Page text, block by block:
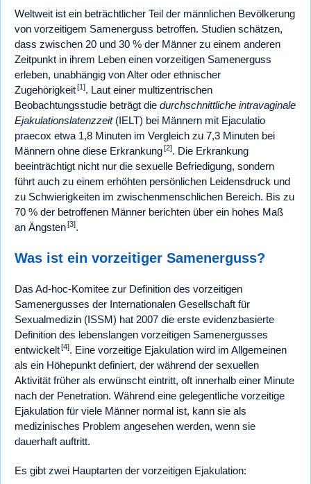
Weltweit ist ein beträchtlicher Teil der männlichen Bevölkerung
von vorzeitigem Samenerguss betroffen. Studien schätzen,
dass zwischen 20 und 30 % der Männer zu einem anderen
Zeitpunkt in ihrem Leben einen vorzeitigen Samenerguss
erleben, unabhängig von Alter oder ethnischer
Zugehörigkeit [1]. Laut einer multizentrischen
Beobachtungsstudie beträgt die durchschnittliche intravaginale
Ejakulationslatenzzeit(IELT) bei Männern mit Ejaculatio
praecox etwa 1,8 Minuten im Vergleich zu 7,3 Minuten bei
Männern ohne diese Erkrankung [2]. Die Erkrankung
beeinträchtigt nicht nur die sexuelle Befriedigung, sondern
führt auch zu einem erhöhten persönlichen Leidensdruck und
zu Schwierigkeiten im zwischenmenschlichen Bereich. Bis zu
70 % der betroffenen Männer berichten über ein hohes Maß
an Ängsten [3].
Was ist ein vorzeitiger Samenerguss?
Das Ad-hoc-Komitee zur Definition des vorzeitigen
Samenergusses der Internationalen Gesellschaft für
Sexualmedizin (ISSM) hat 2007 die erste evidenzbasierte
Definition des lebenslangen vorzeitigen Samenergusses
entwickelt[4]. Eine vorzeitige Ejakulation wird im Allgemeinen
als ein Höhepunkt definiert, der während der sexuellen
Aktivität früher als erwünscht eintritt, oft innerhalb einer Minute
nach der Penetration. Während eine gelegentliche vorzeitige
Ejakulation für viele Männer normal ist, kann sie als
medizinisches Problem angesehen werden, wenn sie
dauerhaft auftritt.
Es gibt zwei Hauptarten der vorzeitigen Ejakulation: